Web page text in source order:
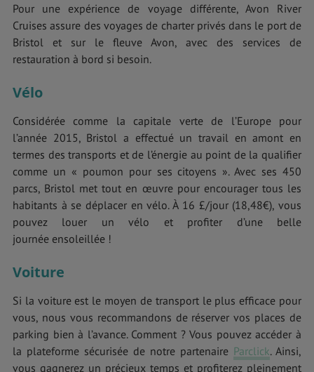
Pour une expérience de voyage différente, Avon River
Cruises assure des voyages de charter privés dans le port de
Bristol et sur le fleuve Avon, avec des services de
restauration à bord si besoin.
Vélo
Considérée comme la capitale verte de l’Europe pour
l’année 2015, Bristol a effectué un travail en amont en
termes des transports et de l’énergie au point de la qualifier
comme un « poumon pour ses citoyens ». Avec ses 450
parcs, Bristol met tout en œuvre pour encourager tous les
habitants à se déplacer en vélo. À 16 £/jour (18,48€), vous
pouvez louer un vélo et profiter d’une belle
journée ensoleillée !
Voiture
Si la voiture est le moyen de transport le plus efficace pour
vous, nous vous recommandons de réserver vos places de
parking bien à l’avance. Comment ? Vous pouvez accéder à
la plateforme sécurisée de notre partenaire Parclick. Ainsi,
vous gagnerez un précieux temps et profiterez pleinement